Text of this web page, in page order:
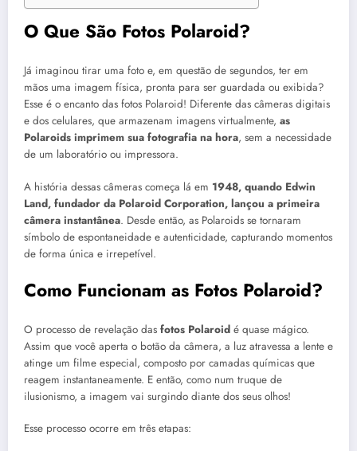
O Que São Fotos Polaroid?
Já imaginou tirar uma foto e, em questão de segundos, ter em
mãos uma imagem física, pronta para ser guardada ou exibida?
Esse é o encanto das fotos Polaroid! Diferente das câmeras digitais
e dos celulares, que armazenam imagens virtualmente, as
Polaroids imprimem sua fotografia na hora, sem a necessidade
de um laboratório ou impressora.
A história dessas câmeras começa lá em 1948, quando Edwin
Land, fundador da Polaroid Corporation, lançou a primeira
câmera instantânea. Desde então, as Polaroids se tornaram
símbolo de espontaneidade e autenticidade, capturando momentos
de forma única e irrepetível.
Como Funcionam as Fotos Polaroid?
O processo de revelação das fotos Polaroid é quase mágico.
Assim que você aperta o botão da câmera, a luz atravessa a lente e
atinge um filme especial, composto por camadas químicas que
reagem instantaneamente. E então, como num truque de
ilusionismo, a imagem vai surgindo diante dos seus olhos!
Esse processo ocorre em três etapas: